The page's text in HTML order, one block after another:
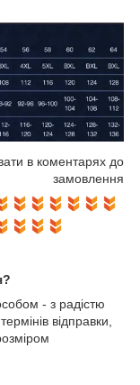
в коментарях до
замовлення
- з радістю
відправки,